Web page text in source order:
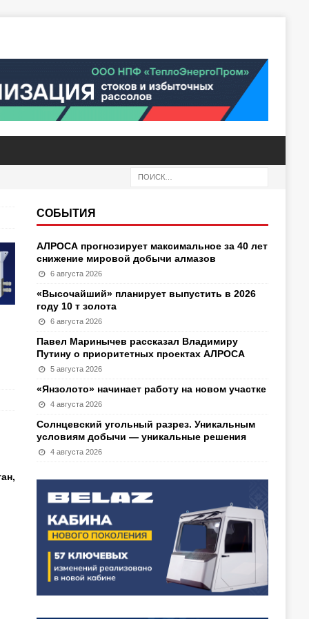
СОБЫТИЯ
АЛРОСА прогнозирует максимальное за 40 лет
снижение мировой добычи алмазов
6 августа 2026
«Высочайший» планирует выпустить в 2026
году 10 т золота
6 августа 2026
Павел Маринычев рассказал Владимиру
Путину о приоритетных проектах АЛРОСА
5 августа 2026
«Янзолото» начинает работу на новом участке
4 августа 2026
Солнцевский угольный разрез. Уникальным
условиям добычи — уникальные решения
4 августа 2026